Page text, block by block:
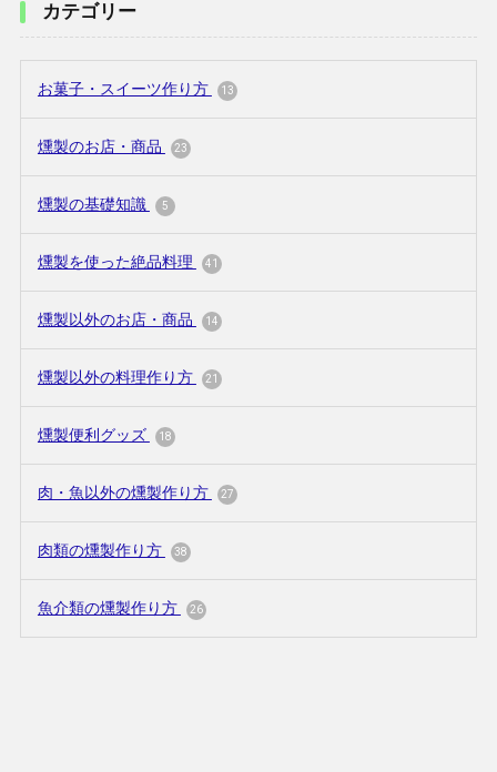
カテゴリー
お菓子・スイーツ作り方 13
燻製のお店・商品 23
燻製の基礎知識 5
燻製を使った絶品料理 41
燻製以外のお店・商品 14
燻製以外の料理作り方 21
燻製便利グッズ 18
肉・魚以外の燻製作り方 27
肉類の燻製作り方 38
魚介類の燻製作り方 26